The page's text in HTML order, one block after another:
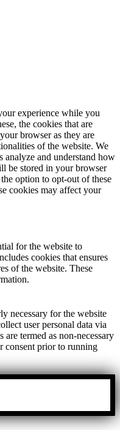
experience while you
the cookies that are
browser as they are
of the website. We
analyze and understand how
be stored in your browser
option to opt-out of these
cookies may affect your
for the website to
cookies that ensures
of the website. These
necessary for the website
user personal data via
are termed as non-necessary
consent prior to running